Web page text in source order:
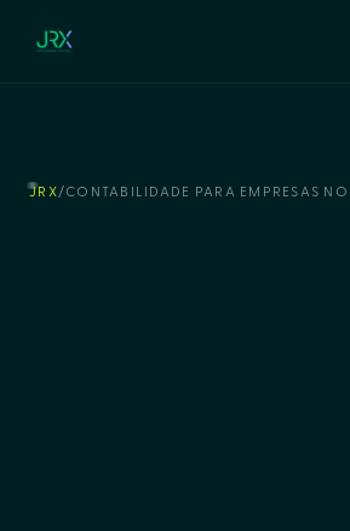
JRX/CONTABILIDADE PARA EMPRESAS NO